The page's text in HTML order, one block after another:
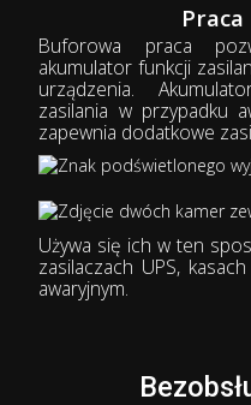
Buforowa praca
akumulator funkcji
urządzenia.
zasilania w przypadku
zapewnia dodatkowe
Używa się ich w ten
zasilaczach UPS,
awaryjnym.